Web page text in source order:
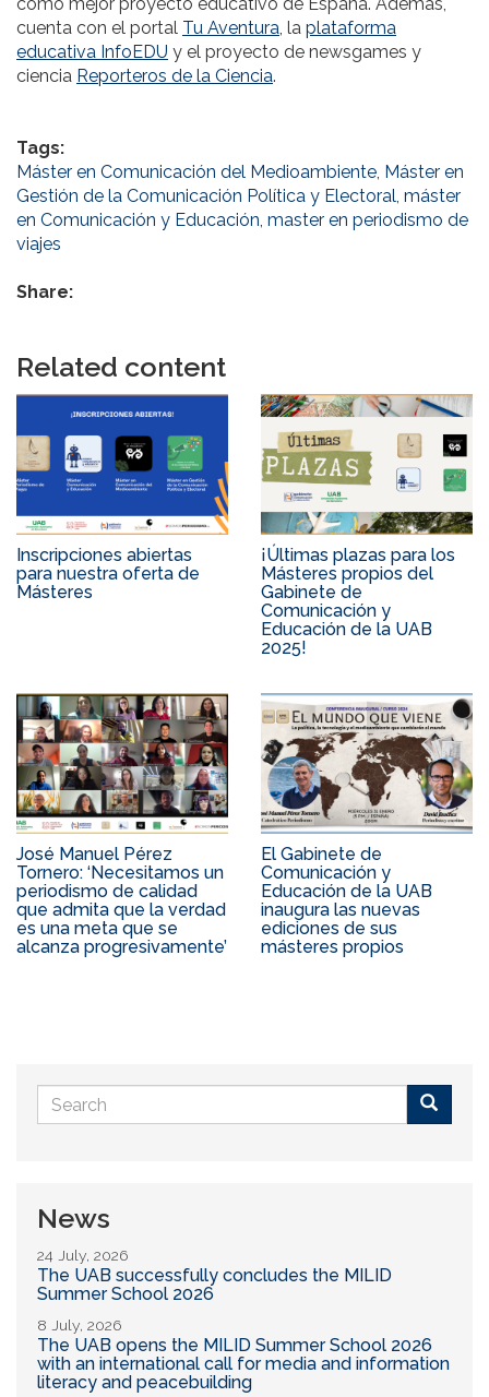
cuenta con el portal Tu Aventura, la plataforma
educativa InfoEDU y el proyecto de newsgames y
ciencia Reporteros de la Ciencia.
Tags:
Máster en Comunicación del Medioambiente Máster en
Gestión de la Comunicación Política y Electoral máster
en Comunicación y Educación master en periodismo de
viajes
Share:
Related content
Inscripciones abiertas
para nuestra oferta de
Másteres
¡Últimas plazas para los
Másteres propios del
Gabinete de
Comunicación y
Educación de la UAB
2025!
José Manuel Pérez
Tornero: ‘Necesitamos un
periodismo de calidad
que admita que la verdad
es una meta que se
alcanza progresivamente’
El Gabinete de
Comunicación y
Educación de la UAB
inaugura las nuevas
ediciones de sus
másteres propios
Search
form
News
24 July, 2026
The UAB successfully concludes the MILID
Summer School 2026
8 July, 2026
The UAB opens the MILID Summer School 2026
with an international call for media and information
literacy and peacebuilding